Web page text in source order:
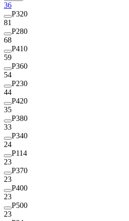
36
P320
81
P280
68
P410
59
P360
54
P230
44
P420
35
P380
33
P340
24
P114
23
P370
23
P400
23
P500
23